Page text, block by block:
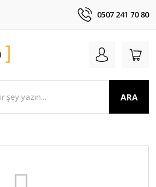
0507 241 70 80
ARA